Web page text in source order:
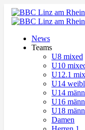
News
Teams
U8 mixed
U10
U12.1
U14
U14
U16
U18
Damen